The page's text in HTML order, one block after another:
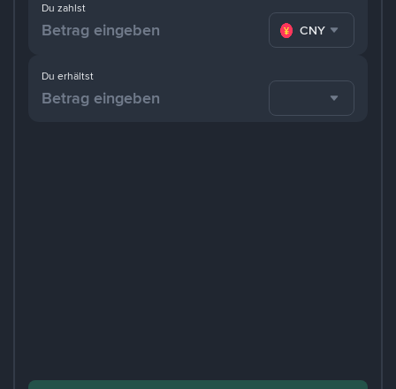
Du zahlst
CNY
Du erhältst